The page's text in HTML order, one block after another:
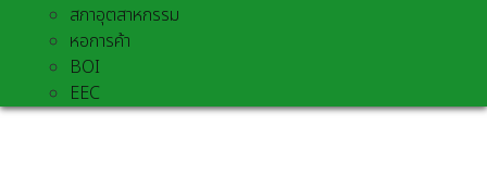
สภาอุตสาหกรรม
หอการค้า
BOI
EEC